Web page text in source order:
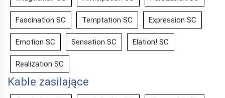
Fascination SC Temptation SC Expression SC
Emotion SC Sensation SC Elation! SC
Realization SC
Kable zasilające